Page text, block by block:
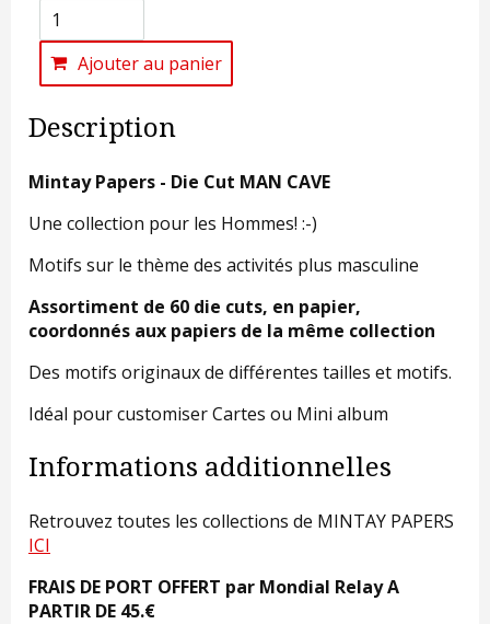
Ajouter au panier
Description
Mintay Papers - Die Cut MAN CAVE
Une collection pour les Hommes! :-)
Motifs sur le thème des activités plus masculine
Assortiment de 60 die cuts, en papier,
coordonnés aux papiers de la même collection
Des motifs originaux de différentes tailles et motifs.
Idéal pour customiser Cartes ou Mini album
Informations additionnelles
Retrouvez toutes les collections de MINTAY PAPERS
ICI
FRAIS DE PORT OFFERT par Mondial Relay A
PARTIR DE 45.€